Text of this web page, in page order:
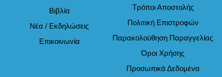
Βιβλία
Νέα / Εκδηλώσεις
Επικοινωνία
Τρόποι Αποστολής
Πολιτική Επιστροφών
Παρακολούθηση Παραγγελίας
Όροι Χρήσης
Προσωπικά Δεδομένα